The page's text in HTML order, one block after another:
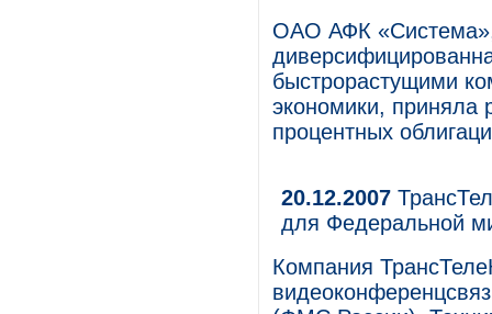
ОАО АФК
быстрорастущими
экономики, приняла
процентных
20.12.2007
для Федеральной
Компания